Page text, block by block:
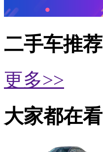
二手车推荐
更多>>
大家都在看